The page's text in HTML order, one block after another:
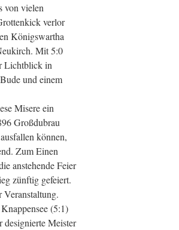
von vielen
verlor
Königswartha
Mit 5:0
Lichtblick in
und einem
Misere ein
Großdubrau
können,
Zum Einen
anstehende Feier
zünftig gefeiert.
Veranstaltung.
(5:1)
designierte Meister